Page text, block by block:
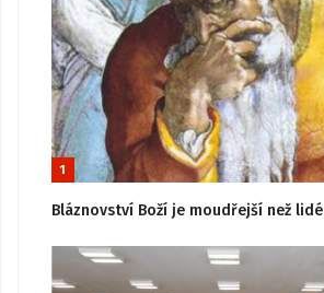
1
Bláznovství Boží je moudřejší než lidé